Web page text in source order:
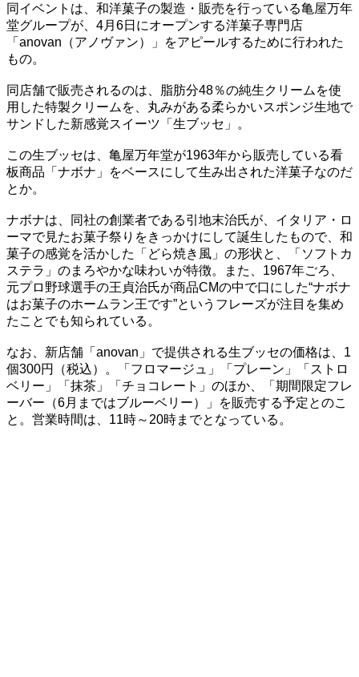
同イベントは、和洋菓子の製造・販売を行っている亀屋万年
堂グループが、4月6日にオープンする洋菓子専門店
「anovan（アノヴァン）」をアピールするために行われた
もの。
同店舗で販売されるのは、脂肪分48％の純生クリームを使
用した特製クリームを、丸みがある柔らかいスポンジ生地で
サンドした新感覚スイーツ「生ブッセ」。
この生ブッセは、亀屋万年堂が1963年から販売している看
板商品「ナボナ」をベースにして生み出された洋菓子なのだ
とか。
ナボナは、同社の創業者である引地末治氏が、イタリア・ロ
ーマで見たお菓子祭りをきっかけにして誕生したもので、和
菓子の感覚を活かした「どら焼き風」の形状と、「ソフトカ
ステラ」のまろやかな味わいが特徴。また、1967年ごろ、
元プロ野球選手の王貞治氏が商品CMの中で口にした“ナボナ
はお菓子のホームラン王です”というフレーズが注目を集め
たことでも知られている。
なお、新店舗「anovan」で提供される生ブッセの価格は、1
個300円（税込）。「フロマージュ」「プレーン」「ストロ
ベリー」「抹茶」「チョコレート」のほか、「期間限定フレ
ーバー（6月まではブルーベリー）」を販売する予定とのこ
と。営業時間は、11時～20時までとなっている。